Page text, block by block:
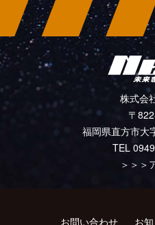
株式会
〒
福岡県直方市大
TEL
＞＞＞
お問い合わせ お